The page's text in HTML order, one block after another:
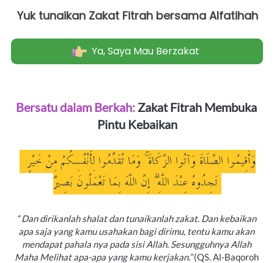
Yuk tunaikan Zakat Fitrah bersama Alfatihah
` Ya, Saya Mau Berzakat
Bersatu dalam Berkah: Zakat Fitrah Membuka
Pintu Kebaikan
“ Dan dirikanlah shalat dan tunaikanlah zakat. Dan kebaikan
apa saja yang kamu usahakan bagi dirimu, tentu kamu akan
mendapat pahala nya pada sisi Allah. Sesungguhnya Allah
Maha Melihat apa-apa yang kamu kerjakan.” (QS. Al-Baqoroh